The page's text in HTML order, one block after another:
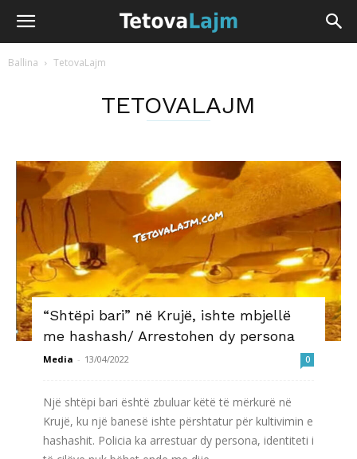
Ballina TetovaLajm
TETOVALAJM
“Shtëpi bari” në Krujë, ishte mbjellë
me hashash/ Arrestohen dy persona
Media - 13/04/2022 0
Një shtëpi bari është zbuluar këtë të mërkurë në
Krujë, ku një banesë ishte përshtatur për kultivimin e
hashashit. Policia ka arrestuar dy persona, identiteti i